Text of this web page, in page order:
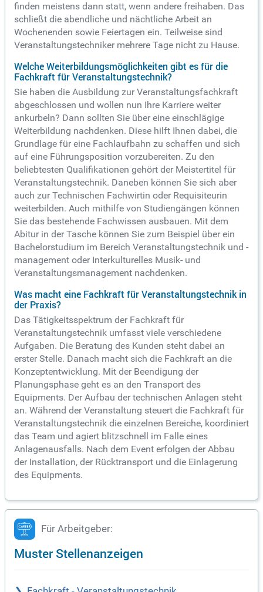
finden meistens dann statt, wenn andere freihaben. Das
schließt die abendliche und nächtliche Arbeit an
Wochenenden sowie Feiertagen ein. Teilweise sind
Veranstaltungstechniker mehrere Tage nicht zu Hause.
Welche Weiterbildungsmöglichkeiten gibt es für die
Fachkraft für Veranstaltungstechnik?
Sie haben die Ausbildung zur Veranstaltungsfachkraft
abgeschlossen und wollen nun Ihre Karriere weiter
ankurbeln? Dann sollten Sie über eine einschlägige
Weiterbildung nachdenken. Diese hilft Ihnen dabei, die
Grundlage für eine Fachlaufbahn zu schaffen und sich
auf eine Führungsposition vorzubereiten. Zu den
beliebtesten Qualifikationen gehört der Meistertitel für
Veranstaltungstechnik. Daneben können Sie sich aber
auch zur Technischen Fachwirtin oder Requisiteurin
weiterbilden. Auch mithilfe von Studiengängen können
Sie das bestehende Fachwissen ausbauen. Mit dem
Abitur in der Tasche können Sie zum Beispiel über ein
Bachelorstudium im Bereich Veranstaltungstechnik und -
management oder Interkulturelles Musik- und
Veranstaltungsmanagement nachdenken.
Was macht eine Fachkraft für Veranstaltungstechnik in
der Praxis?
Das Tätigkeitsspektrum der Fachkraft für
Veranstaltungstechnik umfasst viele verschiedene
Aufgaben. Die Beratung des Kunden steht dabei an
erster Stelle. Danach macht sich die Fachkraft an die
Konzeptentwicklung. Mit der Beendigung der
Planungsphase geht es an den Transport des
Equipments. Der Aufbau der technischen Anlagen steht
an. Während der Veranstaltung steuert die Fachkraft für
Veranstaltungstechnik die einzelnen Bereiche, koordiniert
das Team und agiert blitzschnell im Falle eines
Anlagenausfalls. Nach dem Event erfolgen der Abbau
der Installation, der Rücktransport und die Einlagerung
des Equipments.
Für Arbeitgeber:
Muster Stellenanzeigen